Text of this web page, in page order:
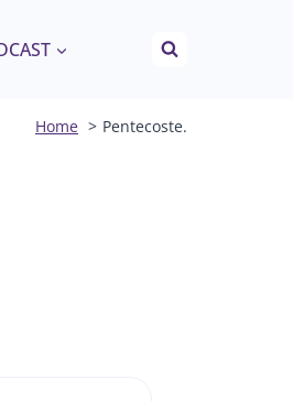
Home Pentecoste.